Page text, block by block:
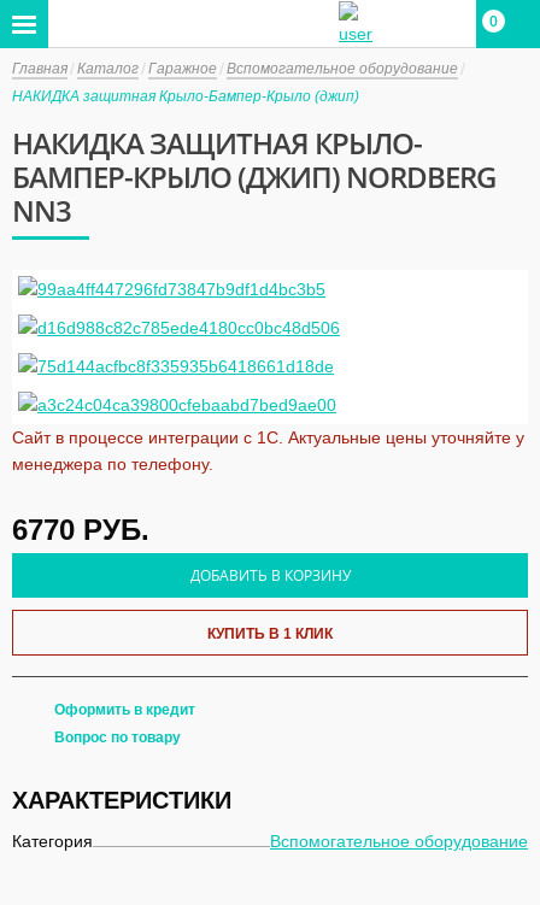
0
Главная Каталог Гаражное
Вспомогательное оборудование
НАКИДКА защитная Крыло-Бампер-Крыло (джип)
НАКИДКА ЗАЩИТНАЯ КРЫЛО-
БАМПЕР-КРЫЛО (ДЖИП) NORDBERG
NN3
Сайт в процессе интеграции с 1С. Актуальные цены уточняйте у
менеджера по телефону.
6770 РУБ.
ДОБАВИТЬ В КОРЗИНУ
КУПИТЬ В 1 КЛИК
Оформить в кредит
Вопрос по товару
ХАРАКТЕРИСТИКИ
Категория Вспомогательное оборудование